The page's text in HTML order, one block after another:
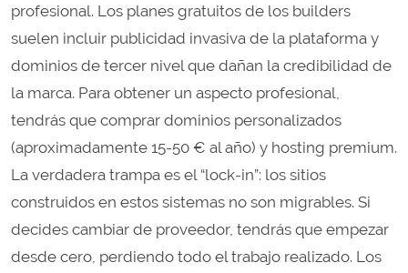
profesional. Los planes gratuitos de los builders
suelen incluir publicidad invasiva de la plataforma y
dominios de tercer nivel que dañan la credibilidad de
la marca. Para obtener un aspecto profesional,
tendrás que comprar dominios personalizados
(aproximadamente 15-50 € al año) y hosting premium.
La verdadera trampa es el “lock-in”: los sitios
construidos en estos sistemas no son migrables. Si
decides cambiar de proveedor, tendrás que empezar
desde cero, perdiendo todo el trabajo realizado. Los